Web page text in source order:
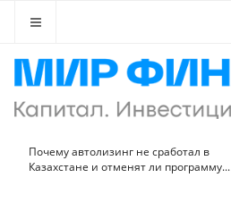
Почему автолизинг не сработал в
Казахстане и отменят ли программу...